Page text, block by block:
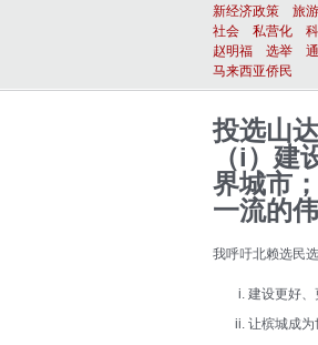
新经济政策
旅
社会
私营化
赵明福
选举
马来西亚侨民
投选山
（i）
界城市
一流的
我呼吁北赖选民
建设更好、
让槟城成为